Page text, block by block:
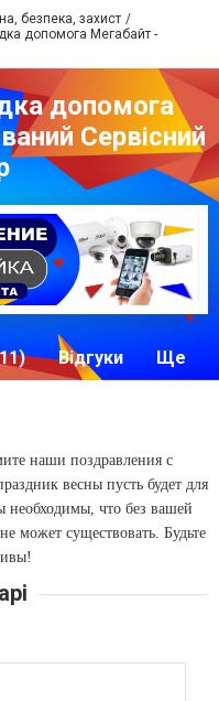
безпека, захист
допомога Мегабайт -
допомога
Сервісний
Відгуки Ще
наши поздравления с
весны пусть будет для
что без вашей
может существовать. Будьте